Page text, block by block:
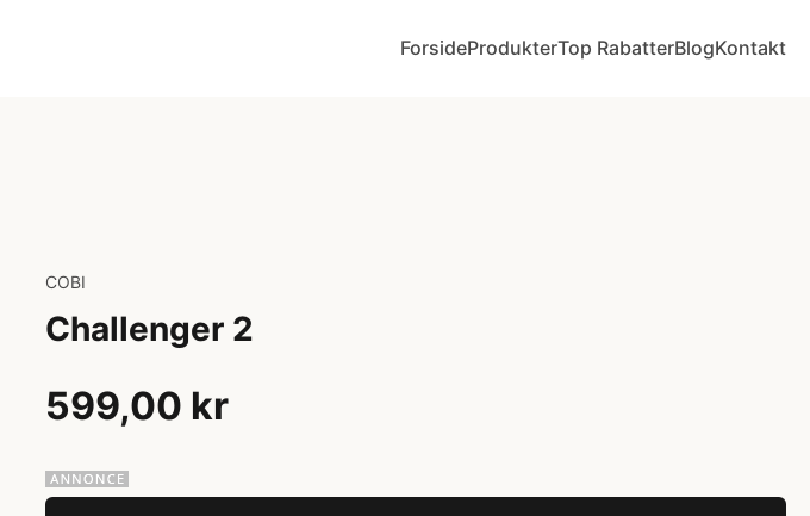
ForsideProdukterTop RabatterBlogKontakt
COBI
Challenger 2
599,00 kr